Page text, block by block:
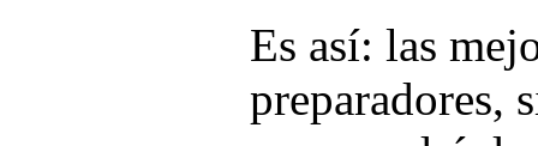
Es así: las
preparadores,